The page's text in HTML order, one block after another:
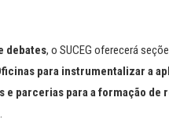
debates, o SUCEG oferecerá
para instrumentalizar a
e parcerias para a formação de
.